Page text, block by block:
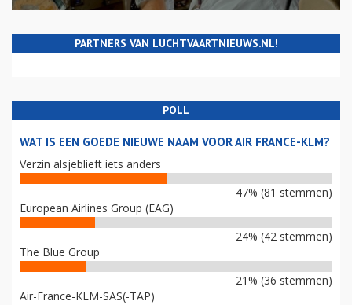
PARTNERS VAN LUCHTVAARTNIEUWS.NL!
POLL
WAT IS EEN GOEDE NIEUWE NAAM VOOR AIR FRANCE-KLM?
Verzin alsjeblieft iets anders
47% (81 stemmen)
European Airlines Group (EAG)
24% (42 stemmen)
The Blue Group
21% (36 stemmen)
Air-France-KLM-SAS(-TAP)